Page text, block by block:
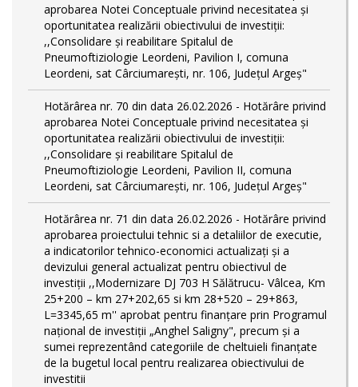
aprobarea Notei Conceptuale privind necesitatea și
oportunitatea realizării obiectivului de investiții:
,,Consolidare și reabilitare Spitalul de
Pneumoftiziologie Leordeni, Pavilion I, comuna
Leordeni, sat Cârciumarești, nr. 106, Județul Argeș"
Hotărârea nr. 70 din data 26.02.2026 - Hotărâre privind
aprobarea Notei Conceptuale privind necesitatea și
oportunitatea realizării obiectivului de investiții:
,,Consolidare și reabilitare Spitalul de
Pneumoftiziologie Leordeni, Pavilion II, comuna
Leordeni, sat Cârciumarești, nr. 106, Județul Argeș"
Hotărârea nr. 71 din data 26.02.2026 - Hotărâre privind
aprobarea proiectului tehnic si a detaliilor de executie,
a indicatorilor tehnico-economici actualizaţi și a
devizului general actualizat pentru obiectivul de
investiții ,,Modernizare DJ 703 H Sălătrucu- Vâlcea, Km
25+200 – km 27+202,65 si km 28+520 – 29+863,
L=3345,65 m'' aprobat pentru finanțare prin Programul
național de investiții „Anghel Saligny", precum și a
sumei reprezentând categoriile de cheltuieli finanțate
de la bugetul local pentru realizarea obiectivului de
investitii